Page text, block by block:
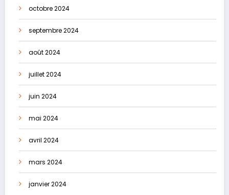
octobre 2024
septembre 2024
août 2024
juillet 2024
juin 2024
mai 2024
avril 2024
mars 2024
janvier 2024